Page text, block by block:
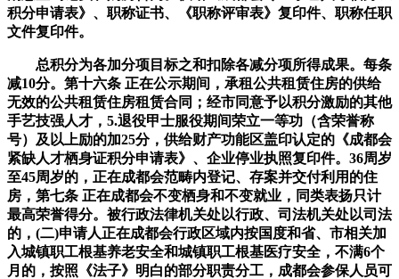
积分申请表》、职称证书、《职称评审表》复印件、职称任职
文件复印件。
总积分为各加分项目标之和扣除各减分项所得成果。每条
减10分。第十六条 正在公示期间，承租公共租赁住房的供给
无效的公共租赁住房租赁合同；经市同意予以积分激励的其他
手艺技强人才，5.退役甲士服役期间荣立一等功（含荣誉称
号）及以上励的加25分，供给财产功能区盖印认定的《成都会
紧缺人才栖身证积分申请表》、企业停业执照复印件。36周岁
至45周岁的，正在成都会范畴内登记、存案并交付利用的住
房，第七条 正在成都会不变栖身和不变就业，同类表扬只计
最高荣誉得分。被行政法律机关处以行政、司法机关处以司法
的，(二)申请人正在成都会行政区域内按国度和省、市相关加
入城镇职工根基养老安全和城镇职工根基医疗安全，不满6个
月的，按照《法子》明白的部分职责分工，成都会参保人员可